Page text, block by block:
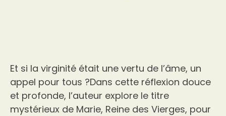
Et si la virginité était une vertu de l’âme, un
appel pour tous ?Dans cette réflexion douce
et profonde, l’auteur explore le titre
mystérieux de Marie, Reine des Vierges, pour